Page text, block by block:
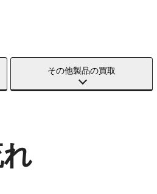
その他製品の買取